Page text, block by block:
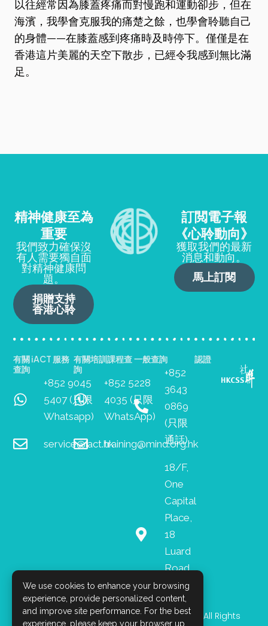
以往經常因為膝蓋疼痛而對慢跑和運動卻步，但在
海濱，我學會克服我的痛楚之餘，也學會聆聽自己
的身體——在膝蓋感到疼痛時及時停下。僅僅是在
香港這片美麗的天空下散步，已經令我感到無比滿
足。
精神健康至為
重要
我們致力確保沒
有人需要獨自面
對精神健康問
題。
捐贈支持
香港心聆
訂閲電子報
《心聆動向》
獲取我們的最新
消息和動向。
馬上訂閱
有關 iACT 服務
查詢
+852 9045
5407 (只限
Whatsapp)
service@iact.hk
有關培訓課程查
詢
+852 5228
4035 (只限
WhatsApp)
training@mind.org.hk
一般查詢
+852
3643
0869
(只限
通話)
18/F,
One
Capital
Place,
18
Luard
Road,
Wan
Chai
認證
I
F
L
© 2026 Mind HK. All Rights
We use cookies to enhance your browsing
experience, provide personalized content,
and improve site performance. For the best
experience, please keep your browser up